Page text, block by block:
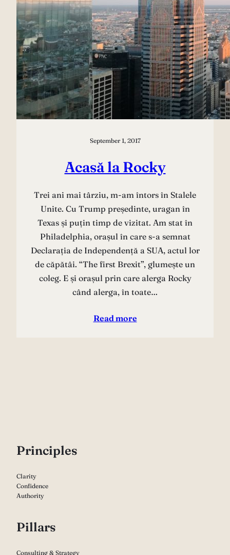
September 1, 2017
Acasă la Rocky
Trei ani mai târziu, m-am întors în Stalele
Unite. Cu Trump președinte, uragan în
Texas și puțin timp de vizitat. Am stat în
Philadelphia, orașul în care s-a semnat
Declarația de Independență a SUA, actul lor
de căpătâi. “The first Brexit”, glumește un
coleg. E și orașul prin care alerga Rocky
când alerga, în toate…
Read more
Principles
Clarity
Confidence
Authority
Pillars
Consulting & Strategy